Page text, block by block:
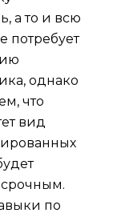
а то и всю
потребует
однако
что
вид
по